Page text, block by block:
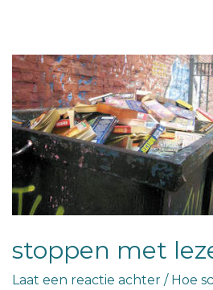
stoppen met
Laat een reactie achter / Hoe
stoppen
met
lezen